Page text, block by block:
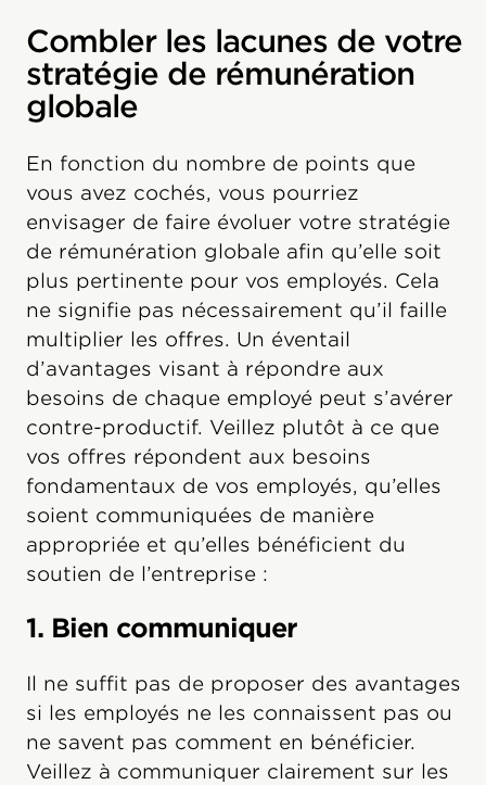
Combler les lacunes de votre
stratégie de rémunération
globale
En fonction du nombre de points que
vous avez cochés, vous pourriez
envisager de faire évoluer votre stratégie
de rémunération globale afin qu’elle soit
plus pertinente pour vos employés. Cela
ne signifie pas nécessairement qu’il faille
multiplier les offres. Un éventail
d’avantages visant à répondre aux
besoins de chaque employé peut s’avérer
contre-productif. Veillez plutôt à ce que
vos offres répondent aux besoins
fondamentaux de vos employés, qu’elles
soient communiquées de manière
appropriée et qu’elles bénéficient du
soutien de l’entreprise :
1. Bien communiquer
Il ne suffit pas de proposer des avantages
si les employés ne les connaissent pas ou
ne savent pas comment en bénéficier.
Veillez à communiquer clairement sur les